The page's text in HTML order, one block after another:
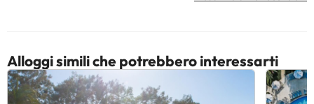
Alloggi simili che potrebbero interessarti